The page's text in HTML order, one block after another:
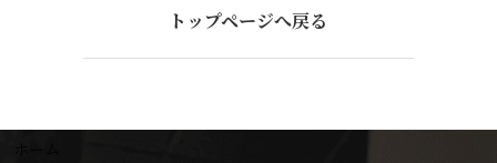
トップページへ戻る